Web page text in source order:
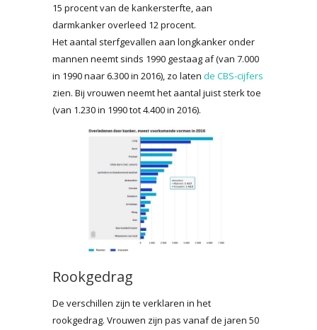
15 procent van de kankersterfte, aan
darmkanker overleed 12 procent.
Het aantal sterfgevallen aan longkanker onder
mannen neemt sinds 1990 gestaag af (van 7.000
in 1990 naar 6.300 in 2016), zo laten de CBS-cijfers
zien. Bij vrouwen neemt het aantal juist sterk toe
(van 1.230 in 1990 tot 4.400 in 2016).
Rookgedrag
De verschillen zijn te verklaren in het
rookgedrag. Vrouwen zijn pas vanaf de jaren 50